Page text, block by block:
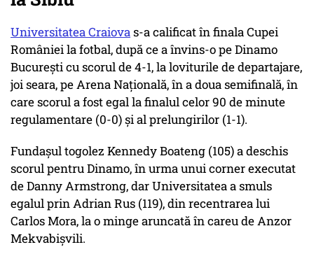
Universitatea Craiovas-a calificat în finala Cupei
României la fotbal, după ce a învins-o pe Dinamo
Bucureşti cu scorul de 4-1, la loviturile de departajare,
joi seara, pe Arena Naţională, în a doua semifinală, în
care scorul a fost egal la finalul celor 90 de minute
regulamentare (0-0) şi al prelungirilor (1-1).
Fundaşul togolez Kennedy Boateng (105) a deschis
scorul pentru Dinamo, în urma unui corner executat
de Danny Armstrong, dar Universitatea a smuls
egalul prin Adrian Rus (119), din recentrarea lui
Carlos Mora, la o minge aruncată în careu de Anzor
Mekvabişvili.